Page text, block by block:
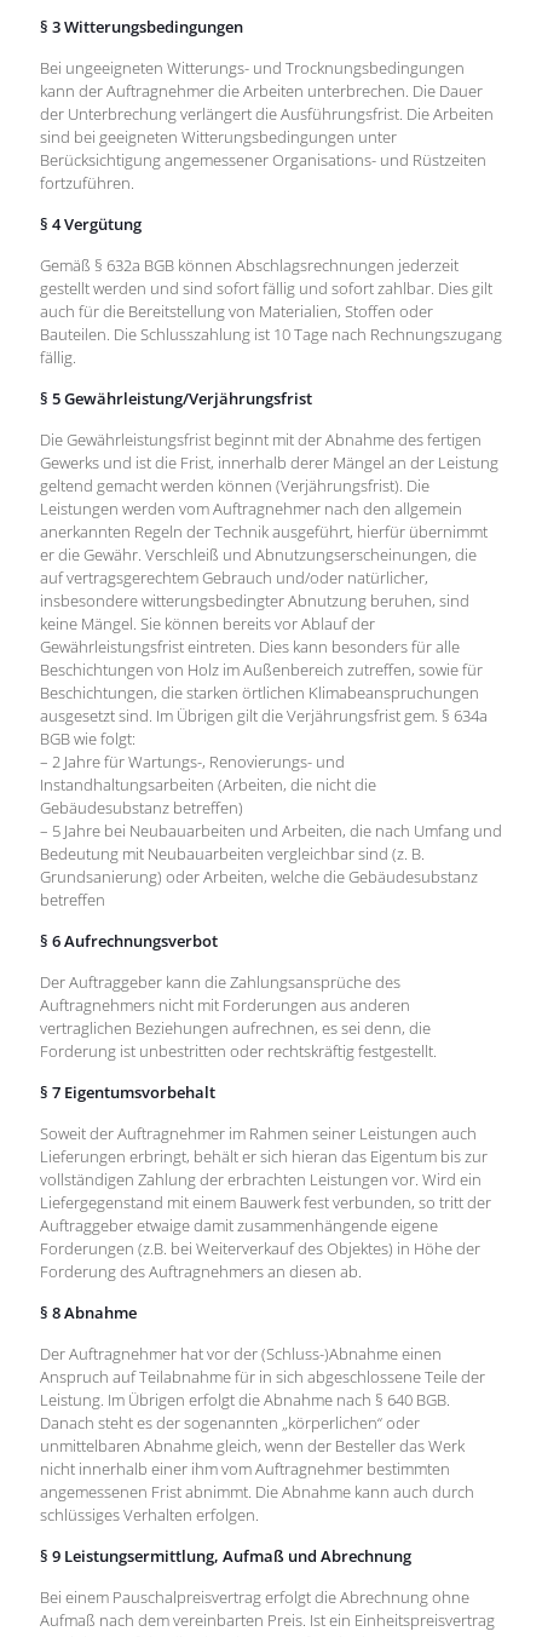
§ 3 Witterungsbedingungen
Bei ungeeigneten Witterungs- und Trocknungsbedingungen
kann der Auftragnehmer die Arbeiten unterbrechen. Die Dauer
der Unterbrechung verlängert die Ausführungsfrist. Die Arbeiten
sind bei geeigneten Witterungsbedingungen unter
Berücksichtigung angemessener Organisations- und Rüstzeiten
fortzuführen.
§ 4 Vergütung
Gemäß § 632a BGB können Abschlagsrechnungen jederzeit
gestellt werden und sind sofort fällig und sofort zahlbar. Dies gilt
auch für die Bereitstellung von Materialien, Stoffen oder
Bauteilen. Die Schlusszahlung ist 10 Tage nach Rechnungszugang
fällig.
§ 5 Gewährleistung/Verjährungsfrist
Die Gewährleistungsfrist beginnt mit der Abnahme des fertigen
Gewerks und ist die Frist, innerhalb derer Mängel an der Leistung
geltend gemacht werden können (Verjährungsfrist). Die
Leistungen werden vom Auftragnehmer nach den allgemein
anerkannten Regeln der Technik ausgeführt, hierfür übernimmt
er die Gewähr. Verschleiß und Abnutzungserscheinungen, die
auf vertragsgerechtem Gebrauch und/oder natürlicher,
insbesondere witterungsbedingter Abnutzung beruhen, sind
keine Mängel. Sie können bereits vor Ablauf der
Gewährleistungsfrist eintreten. Dies kann besonders für alle
Beschichtungen von Holz im Außenbereich zutreffen, sowie für
Beschichtungen, die starken örtlichen Klimabeanspruchungen
ausgesetzt sind. Im Übrigen gilt die Verjährungsfrist gem. § 634a
BGB wie folgt:
– 2 Jahre für Wartungs-, Renovierungs- und
Instandhaltungsarbeiten (Arbeiten, die nicht die
Gebäudesubstanz betreffen)
– 5 Jahre bei Neubauarbeiten und Arbeiten, die nach Umfang und
Bedeutung mit Neubauarbeiten vergleichbar sind (z. B.
Grundsanierung) oder Arbeiten, welche die Gebäudesubstanz
betreffen
§ 6 Aufrechnungsverbot
Der Auftraggeber kann die Zahlungsansprüche des
Auftragnehmers nicht mit Forderungen aus anderen
vertraglichen Beziehungen aufrechnen, es sei denn, die
Forderung ist unbestritten oder rechtskräftig festgestellt.
§ 7 Eigentumsvorbehalt
Soweit der Auftragnehmer im Rahmen seiner Leistungen auch
Lieferungen erbringt, behält er sich hieran das Eigentum bis zur
vollständigen Zahlung der erbrachten Leistungen vor. Wird ein
Liefergegenstand mit einem Bauwerk fest verbunden, so tritt der
Auftraggeber etwaige damit zusammenhängende eigene
Forderungen (z.B. bei Weiterverkauf des Objektes) in Höhe der
Forderung des Auftragnehmers an diesen ab.
§ 8 Abnahme
Der Auftragnehmer hat vor der (Schluss-)Abnahme einen
Anspruch auf Teilabnahme für in sich abgeschlossene Teile der
Leistung. Im Übrigen erfolgt die Abnahme nach § 640 BGB.
Danach steht es der sogenannten „körperlichen“ oder
unmittelbaren Abnahme gleich, wenn der Besteller das Werk
nicht innerhalb einer ihm vom Auftragnehmer bestimmten
angemessenen Frist abnimmt. Die Abnahme kann auch durch
schlüssiges Verhalten erfolgen.
§ 9 Leistungsermittlung, Aufmaß und Abrechnung
Bei einem Pauschalpreisvertrag erfolgt die Abrechnung ohne
Aufmaß nach dem vereinbarten Preis. Ist ein Einheitspreisvertrag